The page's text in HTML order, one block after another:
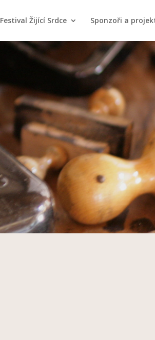
Festival Žijící Srdce Sponzoři a